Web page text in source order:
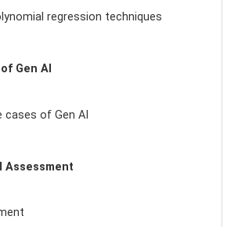
regression techniques
Gen AI
cases of Gen AI
Assessment